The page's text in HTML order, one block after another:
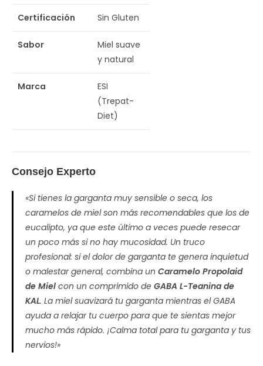
Certificación Sin Gluten
Sabor
Miel suave
y natural
Marca
ESI
(Trepat-
Diet)
Consejo Experto
«Si tienes la garganta muy sensible o seca, los
caramelos de miel son más recomendables que los de
eucalipto, ya que este último a veces puede resecar
un poco más si no hay mucosidad. Un truco
profesional: si el dolor de garganta te genera inquietud
o malestar general, combina un Caramelo Propolaid
de Miel con un comprimido de GABA L-Teanina de
KAL. La miel suavizará tu garganta mientras el GABA
ayuda a relajar tu cuerpo para que te sientas mejor
mucho más rápido. ¡Calma total para tu garganta y tus
nervios!»